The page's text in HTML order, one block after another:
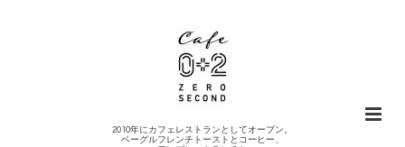
2010年にカフェレストランとしてオープン。
ベーグルフレンチトーストとコーヒー、